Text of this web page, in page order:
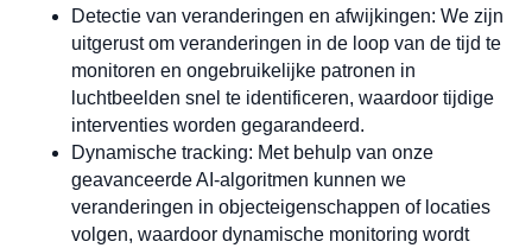
Detectie van veranderingen en afwijkingen: We zijn
uitgerust om veranderingen in de loop van de tijd te
monitoren en ongebruikelijke patronen in
luchtbeelden snel te identificeren, waardoor tijdige
interventies worden gegarandeerd.
Dynamische tracking: Met behulp van onze
geavanceerde AI-algoritmen kunnen we
veranderingen in objecteigenschappen of locaties
volgen, waardoor dynamische monitoring wordt